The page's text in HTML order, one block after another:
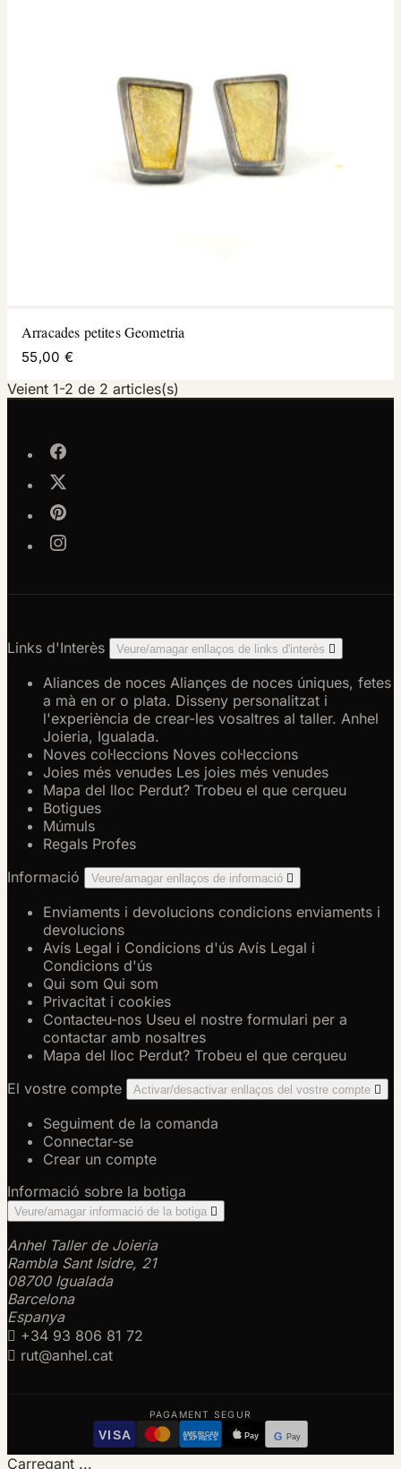
Arracades petites Geometria
55,00 €
Veient 1-2 de 2 articles(s)
Links d'Interès Veure/amagar enllaços de links d'interès 
Aliances de noces Aliançes de noces úniques, fetes
a mà en or o plata. Disseny personalitzat i
l'experiència de crear-les vosaltres al taller. Anhel
Joieria, Igualada.
Noves col·leccions Noves col·leccions
Joies més venudes Les joies més venudes
Mapa del lloc Perdut? Trobeu el que cerqueu
Botigues
Múmuls
Regals Profes
Informació
Veure/amagar enllaços de informació 
Enviaments i devolucions condicions enviaments i
devolucions
Avís Legal i Condicions d'ús Avís Legal i
Condicions d'ús
Qui som Qui som
Privacitat i cookies
Contacteu-nos Useu el nostre formulari per a
contactar amb nosaltres
Mapa del lloc Perdut? Trobeu el que cerqueu
El vostre compte
Activar/desactivar enllaços del vostre compte 
Seguiment de la comanda
Connectar-se
Crear un compte
Informació sobre la botiga
Veure/amagar informació de la botiga 
Anhel Taller de Joieria
Rambla Sant Isidre, 21
08700 Igualada
Barcelona
Espanya
 +34 93 806 81 72
 rut@anhel.cat
PAGAMENT SEGUR
VISA AMERICAN
EXPRESS Pay G Pay
Carregant ...